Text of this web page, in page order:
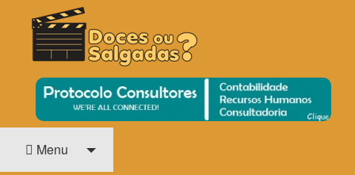
DOCES OU SALGADAS?
O Cinema? Uma Paixão!!
Menu